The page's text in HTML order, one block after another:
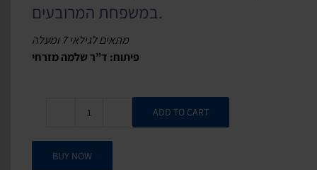
במשפחת המרובעים.
מתאים לגילאי 7 ומעלה
פיתוח: ד”ר שלמה מזרחי
Shock
quantity
ADD TO CART
BUY NOW